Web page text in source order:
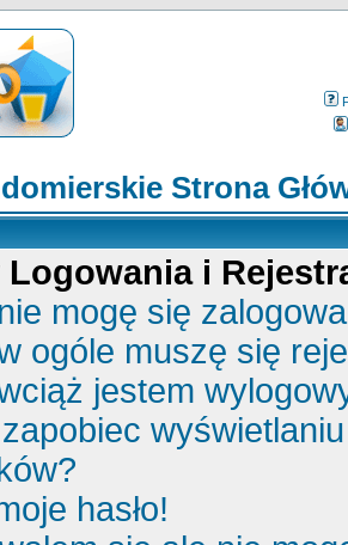
Strona
Logowania i
mogę się
ogóle muszę się
jestem
hasło!